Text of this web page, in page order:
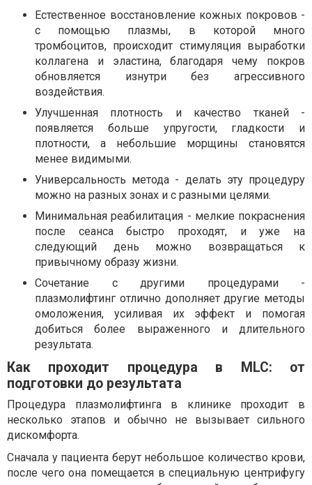
Естественное восстановление кожных покровов -
с помощью плазмы, в которой много
тромбоцитов, происходит стимуляция выработки
коллагена и эластина, благодаря чему покров
обновляется изнутри без агрессивного
воздействия.
Улучшенная плотность и качество тканей -
появляется больше упругости, гладкости и
плотности, а небольшие морщины становятся
менее видимыми.
Универсальность метода - делать эту процедуру
можно на разных зонах и с разными целями.
Минимальная реабилитация - мелкие покраснения
после сеанса быстро проходят, и уже на
следующий день можно возвращаться к
привычному образу жизни.
Сочетание с другими процедурами -
плазмолифтинг отлично дополняет другие методы
омоложения, усиливая их эффект и помогая
добиться более выраженного и длительного
результата.
Как проходит процедура в MLC: от
подготовки до результата
Процедура плазмолифтинга в клинике проходит в
несколько этапов и обычно не вызывает сильного
дискомфорта.
Сначала у пациента берут небольшое количество крови,
после чего она помещается в специальную центрифугу